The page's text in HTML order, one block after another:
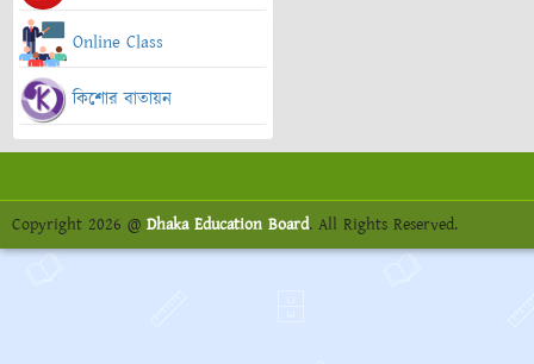
Online Class
কিশোর বাতায়ন
Copyright 2026 @ Dhaka Education Board. All Rights Reserved.